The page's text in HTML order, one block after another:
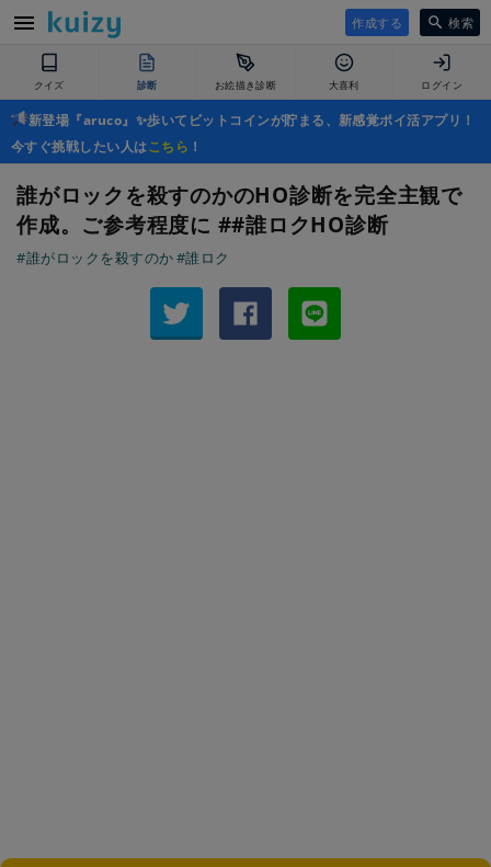
作成する 検索
クイズ 診断 お絵描き診断 大喜利 ログイン
新登場『aruco』✨歩いてビットコインが貯まる、新感覚ポイ活アプリ！
今すぐ挑戦したい人はこちら ！
誰がロックを殺すのかのHO診断を完全主観で
作成。ご参考程度に ##誰ロクHO診断
#誰がロックを殺すのか#誰ロク